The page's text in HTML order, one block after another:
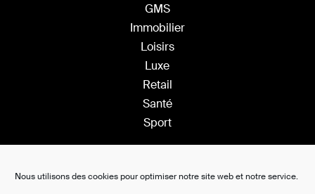
Nous utilisons des cookies pour optimiser notre site web et notre service.
GMS
Immobilier
Loisirs
Luxe
Retail
Santé
Sport